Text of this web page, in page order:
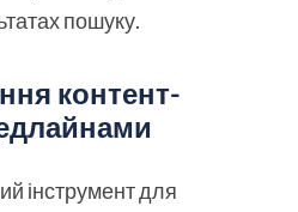
пошуку.
контент-
інструмент для